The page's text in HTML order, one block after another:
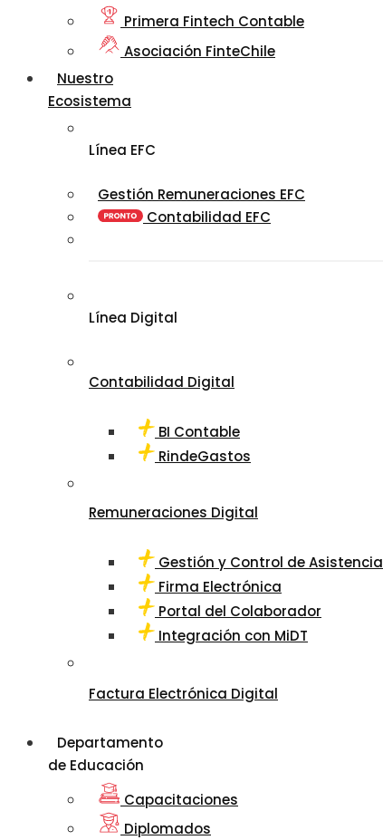
Primera Fintech Contable
Asociación FinteChile
Nuestro
Ecosistema
Línea EFC
Gestión Remuneraciones EFC
Contabilidad EFC
Línea Digital
Contabilidad Digital
BI Contable
RindeGastos
Remuneraciones Digital
Gestión y Control de Asistencia
Firma Electrónica
Portal del Colaborador
Integración con MiDT
Factura Electrónica Digital
Departamento
de Educación
Capacitaciones
Diplomados